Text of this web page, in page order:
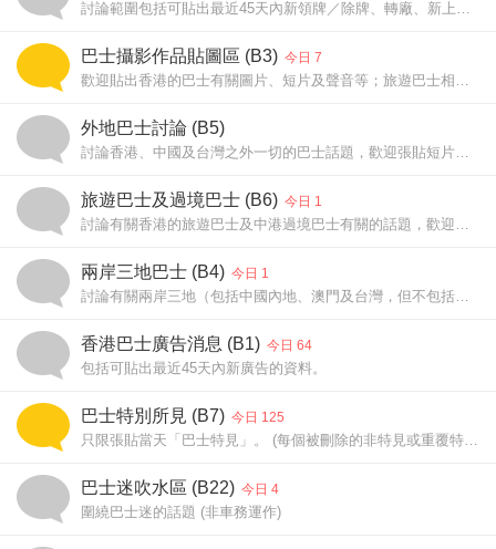
討論範圍包括可貼出最近45天內新領牌／除牌、轉廠、新上牌／甩牌、新翻油、留廠中/復出巴士及其他巴士車廂設備變動的資料。
巴士攝影作品貼圖區 (B3) 今日 7
歡迎貼出香港的巴士有關圖片、短片及聲音等；旅遊巴士相片請貼於B6板。翻拍相機螢光幕請貼B3i板
外地巴士討論 (B5)
討論香港、中國及台灣之外一切的巴士話題，歡迎張貼短片或相片。
旅遊巴士及過境巴士 (B6) 今日 1
討論有關香港的旅遊巴士及中港過境巴士有關的話題，歡迎張貼短片或相片。[討論範圍不包括城巴及九鐵的非專利巴士]
兩岸三地巴士 (B4) 今日 1
討論有關兩岸三地（包括中國內地、澳門及台灣，但不包括香港）的巴士及無軌電車，包括文章及相片等。
香港巴士廣告消息 (B1) 今日 64
包括可貼出最近45天內新廣告的資料。
巴士特別所見 (B7) 今日 125
只限張貼當天「巴士特見」。 (每個被刪除的非特見或重覆特見扣50 iPower)
巴士迷吹水區 (B22) 今日 4
圍繞巴士迷的話題 (非車務運作)